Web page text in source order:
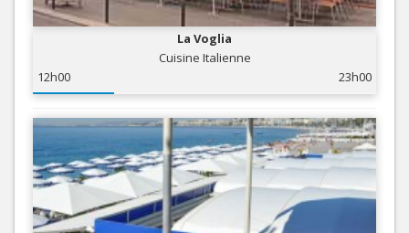
La Voglia
Cuisine Italienne
12h00
23h00